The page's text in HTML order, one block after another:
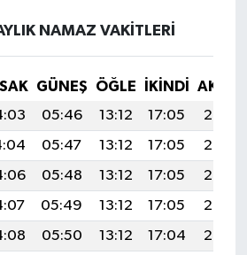
NAMAZ VAKITLERI
GÜNEŞ ÖĞLE İKINDI
05:46 13:12 17:05
20:27
05:47 13:12 17:05
20:26
05:48 13:12 17:05
20:25
05:49 13:12 17:05
20:24
05:50 13:12 17:04
20:23